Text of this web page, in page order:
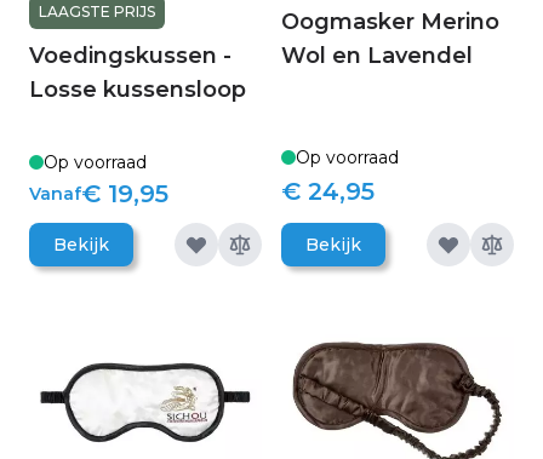
LAAGSTE PRIJS
Voedingskussen -
Losse kussensloop
Op voorraad
Vanaf€ 19,95
Bekijk
Oogmasker Merino
Wol en Lavendel
Op voorraad
€ 24,95
Bekijk